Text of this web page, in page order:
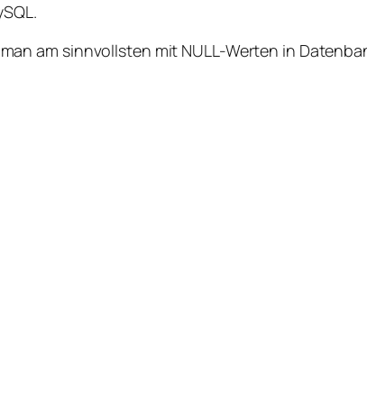
am sinnvollsten mit NULL-Werten in